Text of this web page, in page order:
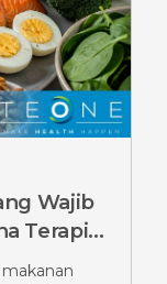
Wajib
Terapi